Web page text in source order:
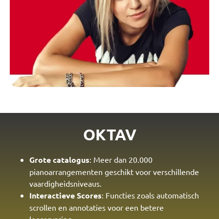
OKTAV
Grote catalogus: Meer dan 20.000
pianoarrangementen geschikt voor verschillende
vaardigheidsniveaus.
Interactieve Scores: Functies zoals automatisch
scrollen en annotaties voor een betere